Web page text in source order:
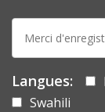
E-
mail:
Langues:
Swahili